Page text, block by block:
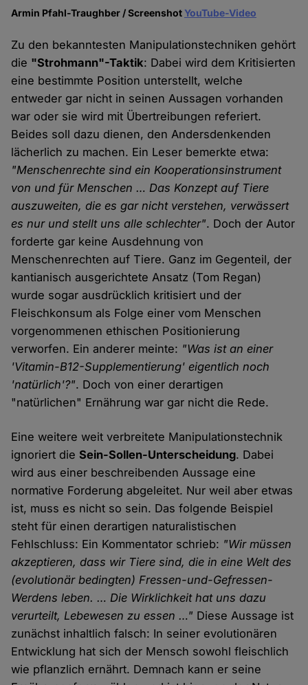
Armin Pfahl-Traughber / Screenshot YouTube-Video
Zu den bekanntesten Manipulationstechniken gehört
die "Strohmann"-Taktik: Dabei wird dem Kritisierten
eine bestimmte Position unterstellt, welche
entweder gar nicht in seinen Aussagen vorhanden
war oder sie wird mit Übertreibungen referiert.
Beides soll dazu dienen, den Andersdenkenden
lächerlich zu machen. Ein Leser bemerkte etwa:
"Menschenrechte sind ein Kooperationsinstrument
von und für Menschen … Das Konzept auf Tiere
auszuweiten, die es gar nicht verstehen, verwässert
es nur und stellt uns alle schlechter". Doch der Autor
forderte gar keine Ausdehnung von
Menschenrechten auf Tiere. Ganz im Gegenteil, der
kantianisch ausgerichtete Ansatz (Tom Regan)
wurde sogar ausdrücklich kritisiert und der
Fleischkonsum als Folge einer vom Menschen
vorgenommenen ethischen Positionierung
verworfen. Ein anderer meinte: "Was ist an einer
'Vitamin-B12-Supplementierung' eigentlich noch
'natürlich'?". Doch von einer derartigen
"natürlichen" Ernährung war gar nicht die Rede.
Eine weitere weit verbreitete Manipulationstechnik
ignoriert dieSein-Sollen-Unterscheidung. Dabei
wird aus einer beschreibenden Aussage eine
normative Forderung abgeleitet. Nur weil aber etwas
ist, muss es nicht so sein. Das folgende Beispiel
steht für einen derartigen naturalistischen
Fehlschluss: Ein Kommentator schrieb: "Wir müssen
akzeptieren, dass wir Tiere sind, die in eine Welt des
(evolutionär bedingten) Fressen-und-Gefressen-
Werdens leben. … Die Wirklichkeit hat uns dazu
verurteilt, Lebewesen zu essen …" Diese Aussage ist
zunächst inhaltlich falsch: In seiner evolutionären
Entwicklung hat sich der Mensch sowohl fleischlich
wie pflanzlich ernährt. Demnach kann er seine